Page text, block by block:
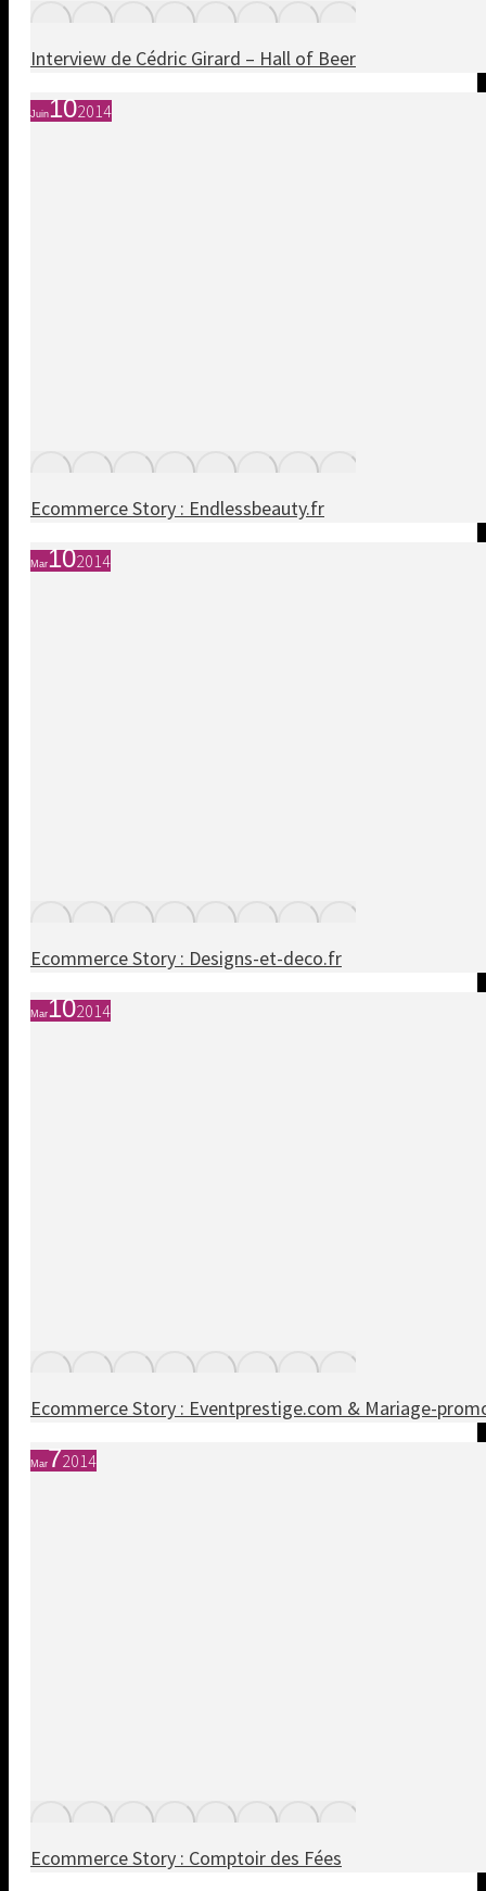
Interview de Cédric Girard – Hall of Beer
Juin102014
Ecommerce Story : Endlessbeauty.fr
Mar102014
Ecommerce Story : Designs-et-deco.fr
Mar102014
Ecommerce Story : Eventprestige.com & Mariage-
Mar72014
Ecommerce Story : Comptoir des Fées